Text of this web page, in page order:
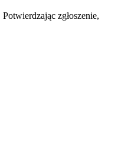
Potwierdzając zgłoszenie,